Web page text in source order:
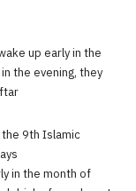
up early in the
the evening, they
9th Islamic
in the month of